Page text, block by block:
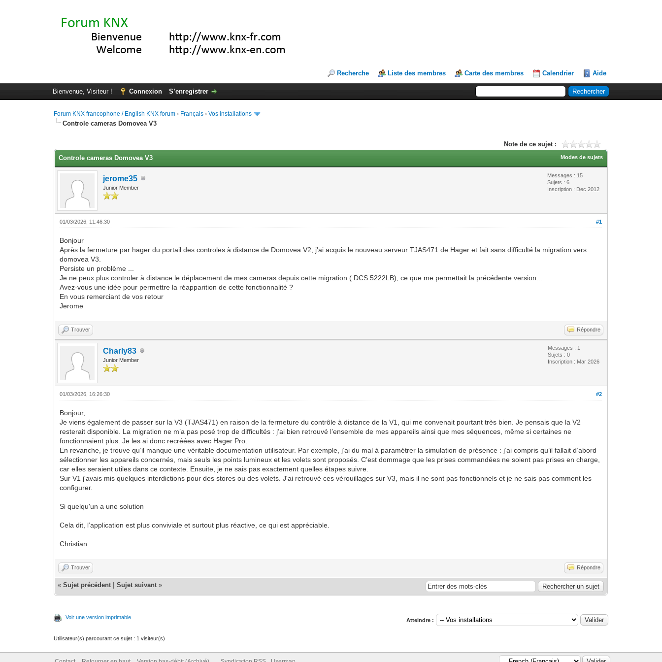
Recherche Liste des membres Carte des membres Calendrier Aide
Bienvenue, Visiteur ! Connexion S’enregistrer
Forum KNX francophone / English KNX forum › Français ›Vos installations
Controle cameras Domovea V3
Note de ce sujet :
Modes de sujets
Controle cameras Domovea V3
jerome35
Junior Member
Messages : 15
Sujets : 6
Inscription : Dec 2012
#1
01/03/2026, 11:46:30
Bonjour
Après la fermeture par hager du portail des controles à distance de Domovea V2, j'ai acquis le nouveau serveur TJAS471 de Hager et fait sans difficulté la migration vers
domovea V3.
Persiste un problème ...
Je ne peux plus controler à distance le déplacement de mes cameras depuis cette migration ( DCS 5222LB), ce que me permettait la précédente version...
Avez-vous une idée pour permettre la réapparition de cette fonctionnalité ?
En vous remerciant de vos retour
Jerome
Trouver Répondre
Charly83
Junior Member
Messages : 1
Sujets : 0
Inscription : Mar 2026
#2
01/03/2026, 16:26:30
Bonjour,
Je viens également de passer sur la V3 (TJAS471) en raison de la fermeture du contrôle à distance de la V1, qui me convenait pourtant très bien. Je pensais que la V2
resterait disponible. La migration ne m’a pas posé trop de difficultés : j’ai bien retrouvé l’ensemble de mes appareils ainsi que mes séquences, même si certaines ne
fonctionnaient plus. Je les ai donc recréées avec Hager Pro.
En revanche, je trouve qu’il manque une véritable documentation utilisateur. Par exemple, j’ai du mal à paramétrer la simulation de présence : j’ai compris qu’il fallait d’abord
sélectionner les appareils concernés, mais seuls les points lumineux et les volets sont proposés. C’est dommage que les prises commandées ne soient pas prises en charge,
car elles seraient utiles dans ce contexte. Ensuite, je ne sais pas exactement quelles étapes suivre.
Sur V1 j'avais mis quelques interdictions pour des stores ou des volets. J'ai retrouvé ces vérouillages sur V3, mais il ne sont pas fonctionnels et je ne sais pas comment les
configurer.
Si quelqu'un a une solution
Cela dit, l’application est plus conviviale et surtout plus réactive, ce qui est appréciable.
Christian
Trouver Répondre
«Sujet précédent |Sujet suivant »
Voir une version imprimable Atteindre :
Utilisateur(s) parcourant ce sujet : 1 visiteur(s)